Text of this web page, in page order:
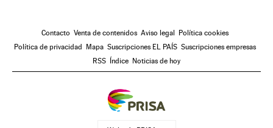
Contacto Venta de contenidos Aviso legal Política cookies
Política de privacidad Mapa Suscripciones EL PAÍS Suscripciones empresas
RSS Índice Noticias de hoy